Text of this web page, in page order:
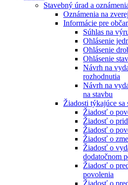
Stavebný úrad a
Oznámenia na
Informácie pre
Súhlas na
Ohlásenie
Ohlásenie
Ohlásenie
Návrh na
rozhodnutia
Návrh na
na stavbu
Žiadosti týkajúce sa
Žiadosť o
Žiadosť o
Žiadosť o
Žiadosť o
Žiadosť o
dodatočnom
Žiadosť o
povolenia
Žiadosť o